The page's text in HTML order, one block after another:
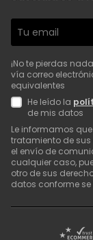
¡No te pierdas
vía correo
equivalentes
He leído la
de mis datos
Le informamos
tratamiento de sus
el envío de
cualquier caso,
otro de sus
datos conforme